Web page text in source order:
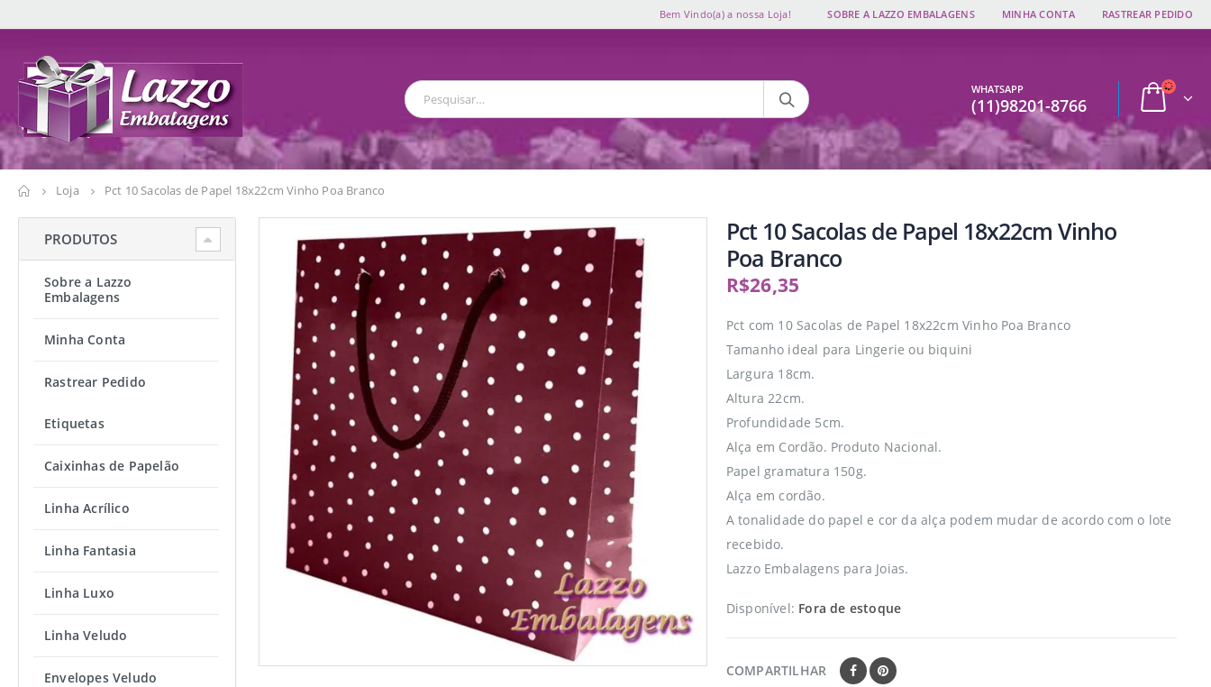
Bem Vindo(a) a nossa Loja! SOBRE A LAZZO EMBALAGENS MINHA CONTA RASTREAR PEDIDO
WHATSAPP
(11)98201-8766
Loja Pct 10 Sacolas de Papel 18x22cm Vinho Poa Branco
Pct 10 Sacolas de Papel 18x22cm Vinho
Poa Branco
R$26,35
Pct com 10 Sacolas de Papel 18x22cm Vinho Poa Branco
Tamanho ideal para Lingerie ou biquini
Largura 18cm.
Altura 22cm.
Profundidade 5cm.
Alça em Cordão. Produto Nacional.
Papel gramatura 150g.
Alça em cordão.
A tonalidade do papel e cor da alça podem mudar de acordo com o lote
recebido.
Lazzo Embalagens para Joias.
Disponível: Fora de estoque
COMPARTILHAR
PRODUTOS
Sobre a Lazzo
Embalagens
Minha Conta
Rastrear Pedido
Etiquetas
Caixinhas de Papelão
Linha Acrílico
Linha Fantasia
Linha Luxo
Linha Veludo
Envelopes Veludo